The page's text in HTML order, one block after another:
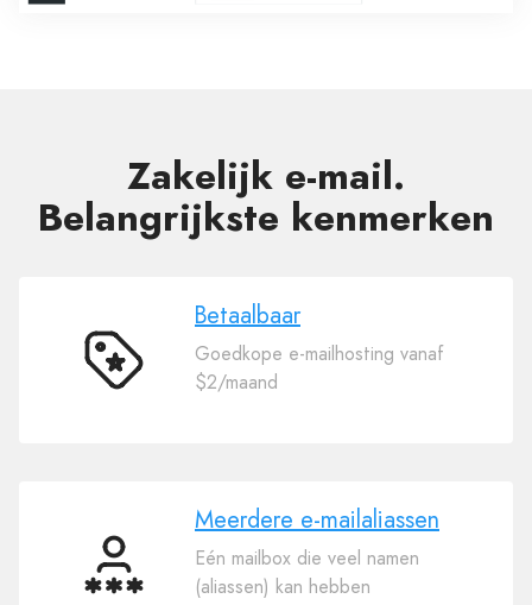
Zakelijk e-mail.
Belangrijkste kenmerken
Betaalbaar
Betaalbaar
Goedkope e-mailhosting vanaf
$2/maand
Meerdere
Meerdere e-mailaliassen
Eén mailbox die veel namen
(aliassen) kan hebben